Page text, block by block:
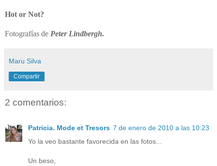
Hot or Not?
Fotografías de Peter Lindbergh.
Maru Silva
Compartir
2 comentarios:
Patricia. Mode et Tresors 7 de enero de 2010 a las 10:23
Yo la veo bastante favorecida en las fotos...
Un beso,